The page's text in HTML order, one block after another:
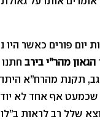
יום פורים כאשר
הגאון מהר”י בירב
תקנת מהרח”א
שכמעט אף אחד לא
שלל רב לראות